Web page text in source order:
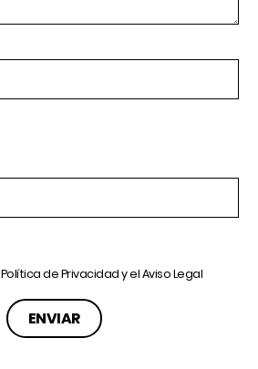
Política de Privacidady elAviso Legal